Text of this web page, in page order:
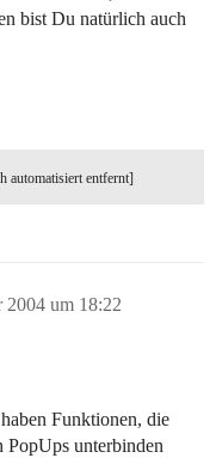
bist Du natürlich auch
automatisiert entfernt]
2004 um 18:22
Funktionen, die
PopUps unterbinden